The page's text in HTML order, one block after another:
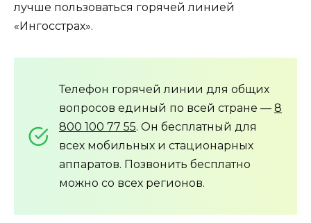
лучше пользоваться горячей линией
«Ингосстрах».
Телефон горячей линии для общих
вопросов единый по всей стране — 8
800 100 77 55. Он бесплатный для
всех мобильных и стационарных
аппаратов. Позвонить бесплатно
можно со всех регионов.